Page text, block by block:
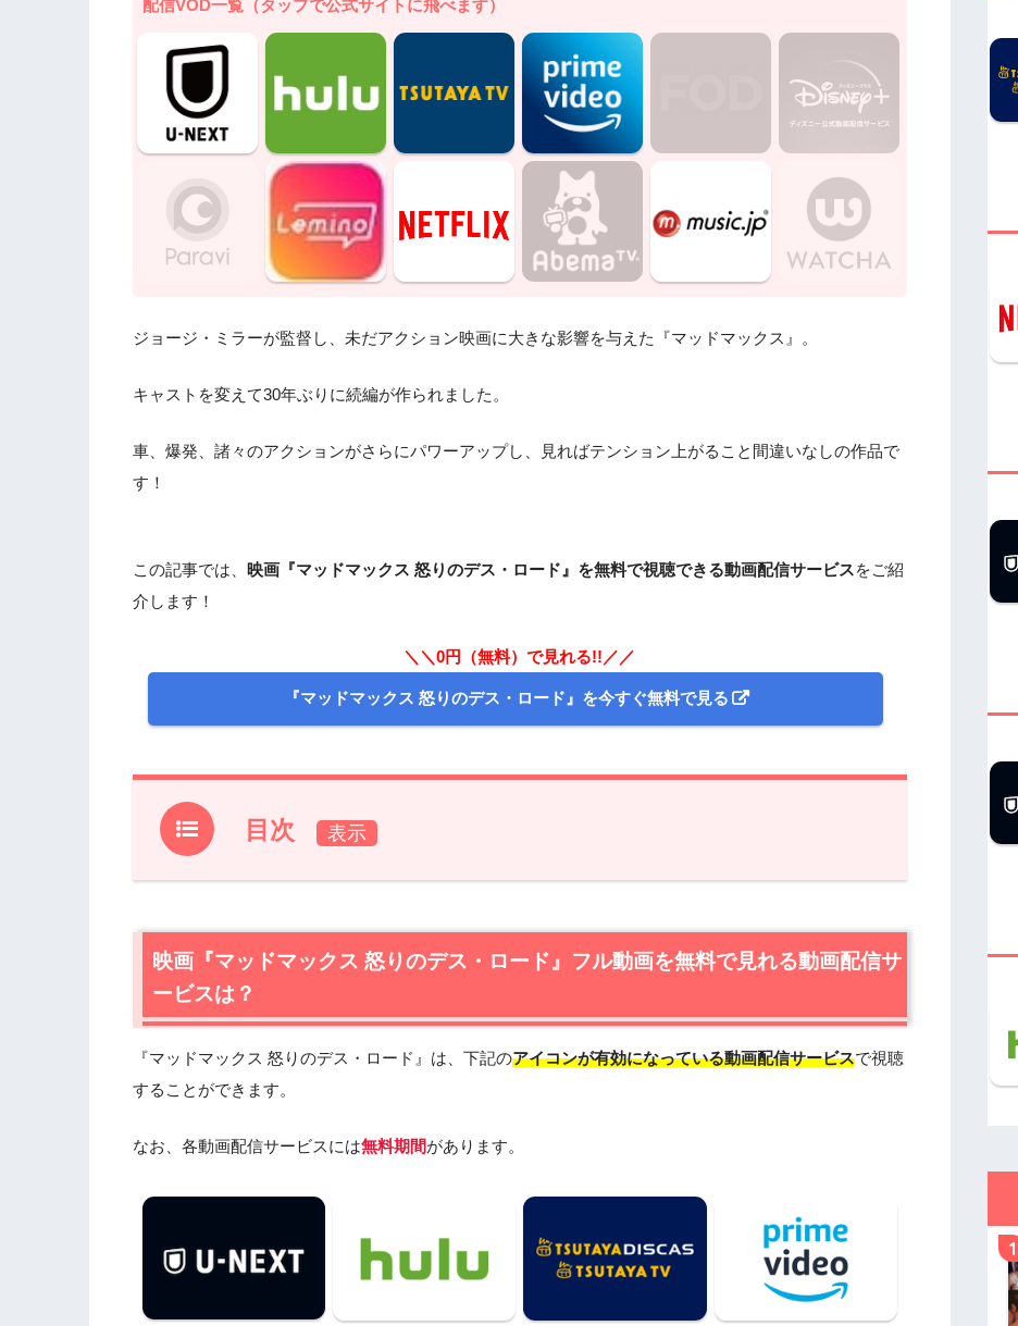
配信VOD一覧（タップで公式サイトに飛べます）
ジョージ・ミラーが監督し、未だアクション映画に大きな影響を与えた『マッドマックス』。
キャストを変えて30年ぶりに続編が作られました。
車、爆発、諸々のアクションがさらにパワーアップし、見ればテンション上がること間違いなしの作品で
す！
この記事では、 映画『マッドマックス 怒りのデス・ロード』を無料で視聴できる動画配信サービスをご紹
介します！
＼＼0円（無料）で見れる!!／／
『マッドマックス 怒りのデス・ロード』を今すぐ無料で見る
目次
1.映画『マッドマックス 怒りのデス・ロード』フル動画を無料で見れる動画配信サービスは？
TVもおすすめ
2.映画『マッドマックス 怒りのデス・ロード』作品情報
2.1 映画『マッドマックス 怒りのデス・ロード』あらすじ
2.2映画『マッドマックス 怒りのデス・ロード』キャスト・登場人物
2.4映画『マッドマックス 怒りのデス・ロード』は日本語吹替版も楽しめる
映画『マッドマックス 怒りのデス・ロード』の動画はDailymotionやPandoraではなく、配信
サービスで安全に見よう
映画『マッドマックス 怒りのデス・ロード』フル動画を無料で見れる動画配信サ
ービスは？
『マッドマックス 怒りのデス・ロード』は、下記のアイコンが有効になっている動画配信サービスで視聴
することができます。
なお、各動画配信サービスには無料期間があります。
1